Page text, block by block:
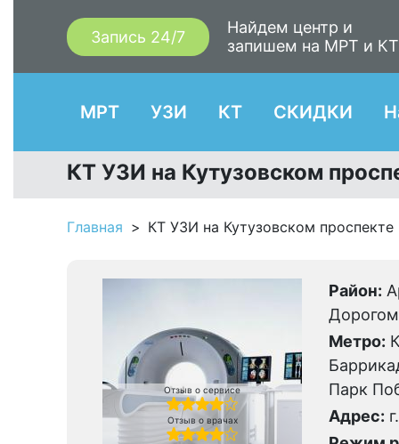
Запись 24/7
Найдем центр и
запишем на МРТ и КТ
МРТ УЗИ КТ СКИДКИ
КТ УЗИ на Кутузовском
Главная КТ УЗИ на Кутузовском проспекте
Отзыв о сервисе
Отзыв о врачах
Район:
Метро:
Парк
Адрес: